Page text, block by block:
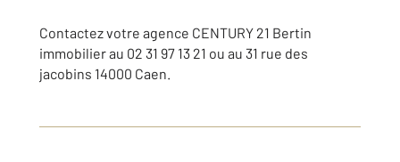
Contactez votre agence CENTURY 21 Bertin
immobilier au 02 31 97 13 21 ou au 31 rue des
jacobins 14000 Caen.